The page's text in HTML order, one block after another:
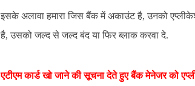
इसके अलावा हमारा जिस बैंक में अकाउंट है, उनको
है, उसको जल्द से जल्द बंद या फिर ब्लाक करवा दे.
एटीएम कार्ड खो जाने की सूचना देते हुए बैंक मेनेजर को